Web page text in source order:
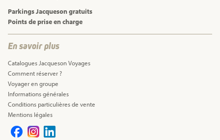
Parkings Jacqueson gratuits
Points de prise en charge
En savoir plus
Catalogues Jacqueson Voyages
Comment réserver ?
Voyager en groupe
Informations générales
Conditions particulières de vente
Mentions légales